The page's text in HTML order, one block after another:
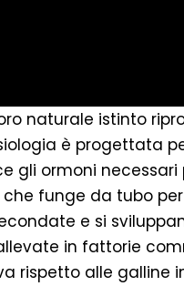
naturale istinto
è progettata
gli ormoni necessari
funge da tubo
e si
in fattorie
rispetto alle galline